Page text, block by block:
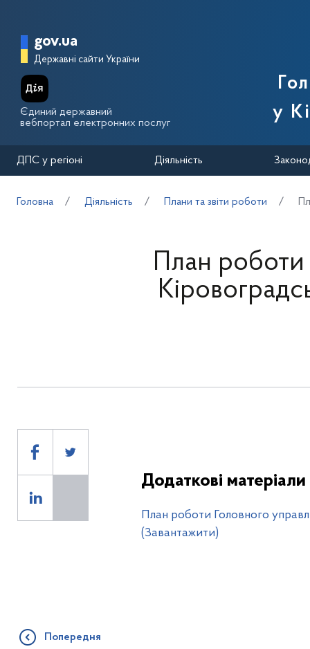
Головна сторінка Державної
gov.ua
Державні сайти України
Єдиний державний
вебпортал електронних послуг
у
ДПС у регіоні Діяльність
Головна Діяльність Плани та звіти роботи
План роботи
Додаткові матеріали
План роботи Головного
(Завантажити)
Попередня